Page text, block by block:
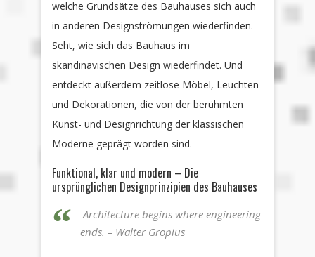
welche Grundsätze des Bauhauses sich auch
in anderen Designströmungen wiederfinden.
Seht, wie sich das Bauhaus im
skandinavischen Design wiederfindet. Und
entdeckt außerdem zeitlose Möbel, Leuchten
und Dekorationen, die von der berühmten
Kunst- und Designrichtung der klassischen
Moderne geprägt worden sind.
Funktional, klar und modern – Die
ursprünglichen Designprinzipien des Bauhauses
Architecture begins where engineering
ends. – Walter Gropius